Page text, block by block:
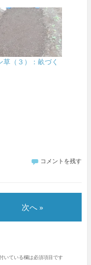
草（３）：畝づく
コメントを残す
次へ »
いている欄は必須項目です